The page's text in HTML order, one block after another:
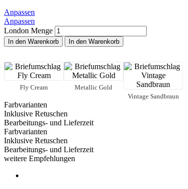
Anpassen
Anpassen
London Menge
In den Warenkorb In den Warenkorb
Fly Cream
Metallic Gold
Vintage Sandbraun
Farbvarianten
Inklusive Retuschen
Bearbeitungs- und Lieferzeit
Farbvarianten
Inklusive Retuschen
Bearbeitungs- und Lieferzeit
weitere Empfehlungen